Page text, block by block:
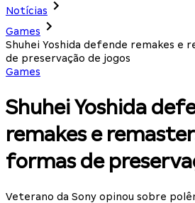
Notícias
Games
Shuhei Yoshida defende remakes e
de preservação de jogos
Games
Shuhei Yoshida
remakes e
formas de
Veterano da Sony opinou sobre